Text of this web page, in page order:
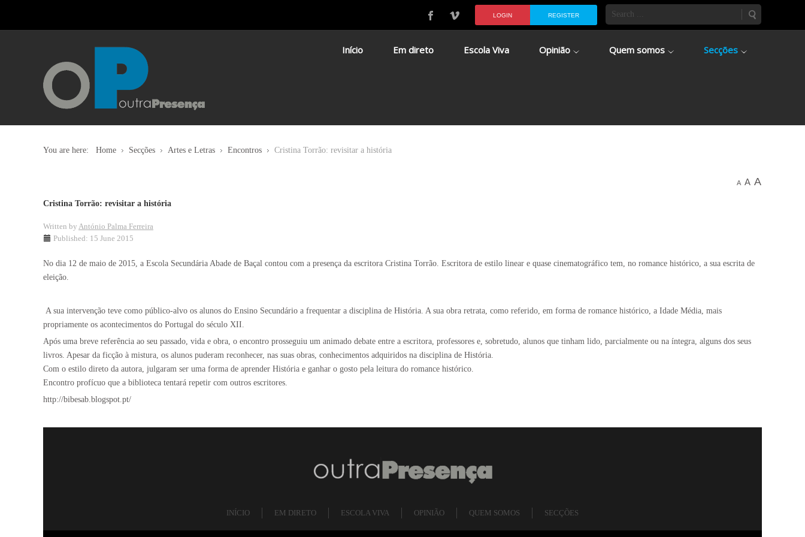
LOGIN REGISTER
Início Em direto Escola Viva Opinião Quem somos Secções
You are here: Home Secções Artes e Letras Encontros Cristina Torrão: revisitar a história
A A A
Cristina Torrão: revisitar a história
Written by António Palma Ferreira
Published: 15 June 2015
No dia 12 de maio de 2015, a Escola Secundária Abade de Baçal contou com a presença da escritora Cristina Torrão. Escritora de estilo linear e quase cinematográfico tem, no romance histórico, a sua escrita de
eleição.
A sua intervenção teve como público-alvo os alunos do Ensino Secundário a frequentar a disciplina de História. A sua obra retrata, como referido, em forma de romance histórico, a Idade Média, mais
propriamente os acontecimentos do Portugal do século XII.
Após uma breve referência ao seu passado, vida e obra, o encontro prosseguiu um animado debate entre a escritora, professores e, sobretudo, alunos que tinham lido, parcialmente ou na íntegra, alguns dos seus
livros. Apesar da ficção à mistura, os alunos puderam reconhecer, nas suas obras, conhecimentos adquiridos na disciplina de História.
Com o estilo direto da autora, julgaram ser uma forma de aprender História e ganhar o gosto pela leitura do romance histórico.
Encontro profícuo que a biblioteca tentará repetir com outros escritores.
http://bibesab.blogspot.pt/
INÍCIO EM DIRETO ESCOLA VIVA OPINIÃO QUEM SOMOS SECÇÕES